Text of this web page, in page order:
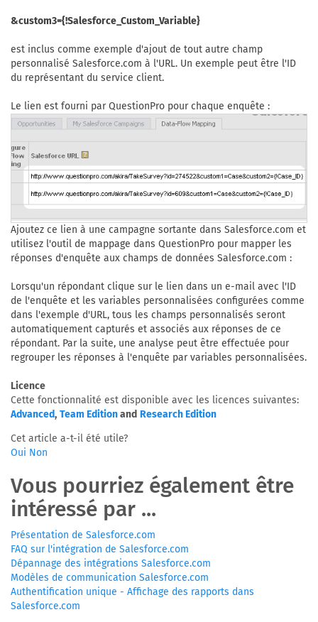
&custom3={!Salesforce_Custom_Variable}
est inclus comme exemple d'ajout de tout autre champ
personnalisé Salesforce.com à l'URL. Un exemple peut être l'ID
du représentant du service client.
Le lien est fourni par QuestionPro pour chaque enquête :
Ajoutez ce lien à une campagne sortante dans Salesforce.com et
utilisez l'outil de mappage dans QuestionPro pour mapper les
réponses d'enquête aux champs de données Salesforce.com :
Lorsqu'un répondant clique sur le lien dans un e-mail avec l'ID
de l'enquête et les variables personnalisées configurées comme
dans l'exemple d'URL, tous les champs personnalisés seront
automatiquement capturés et associés aux réponses de ce
répondant. Par la suite, une analyse peut être effectuée pour
regrouper les réponses à l'enquête par variables personnalisées.
Licence
Cette fonctionnalité est disponible avec les licences suivantes:
Advanced, Team Editionand Research Edition
Cet article a-t-il été utile?
Oui Non
Vous pourriez également être
intéressé par ...
Présentation de Salesforce.com
FAQ sur l'intégration de Salesforce.com
Dépannage des intégrations Salesforce.com
Modèles de communication Salesforce.com
Authentification unique - Affichage des rapports dans
Salesforce.com